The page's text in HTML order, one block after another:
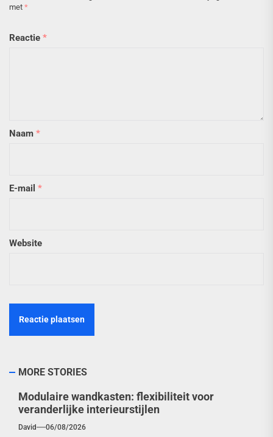
met *
Reactie *
Naam *
E-mail *
Website
MORE STORIES
Modulaire wandkasten: flexibiliteit voor
veranderlijke interieurstijlen
David 06/08/2026